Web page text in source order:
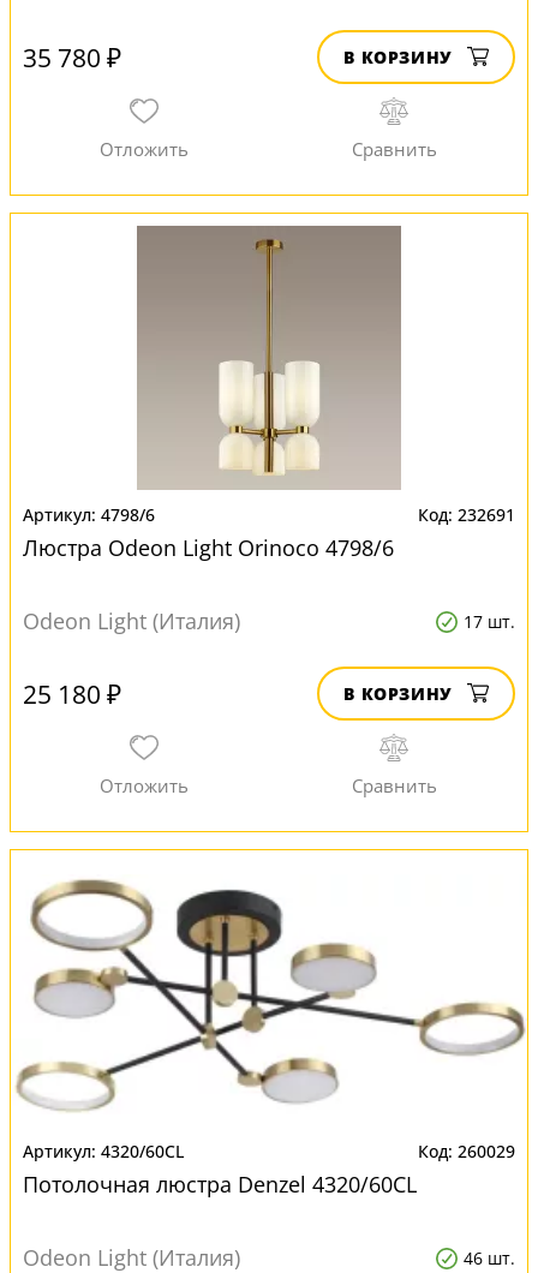
35 780 ₽ В КОРЗИНУ
4798/6 232691
Люстра Odeon Light Orinoco 4798/6
Odeon Light (Италия) 17 шт.
25 180 ₽ В КОРЗИНУ
4320/60CL 260029
Потолочная люстра Denzel 4320/60CL
Odeon Light (Италия) 46 шт.